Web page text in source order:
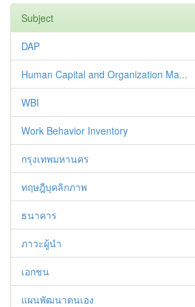
Subject
DAP
Human Capital and Organization Ma...
WBI
Work Behavior Inventory
กรุงเทพมหานคร
ทฤษฎีบุคลิกภาพ
ธนาคาร
ภาวะผู้นำ
เอกชน
แผนพัฒนาตนเอง